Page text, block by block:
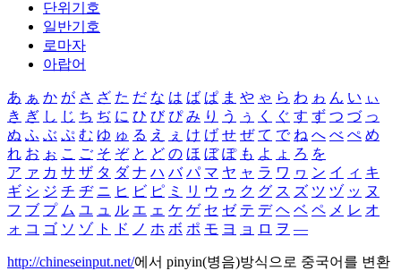
단위기호
일반기호
로마자
아랍어
あ ぁ か が さ ざ た だ な は ば ぱ ま や ゃ ら わ ゎ ん い ぃ
き ぎ し じ ち ぢ に ひ び ぴ み り う ぅ く ぐ す ず つ づ っ
ぬ ふ ぶ ぷ む ゆ ゅ る え ぇ け げ せ ぜ て で ね へ べ ぺ め
れ お ぉ こ ご そ ぞ と ど の ほ ぼ ぽ も よ ょ ろ を
ア ァ カ サ ザ タ ダ ナ ハ バ パ マ ヤ ャ ラ ワ ヮ ン イ ィ キ
ギ シ ジ チ ヂ ニ ヒ ビ ピ ミ リ ウ ゥ ク グ ス ズ ツ ヅ ッ ヌ
フ ブ プ ム ユ ュ ル エ ェ ケ ゲ セ ゼ テ デ ヘ ベ ペ メ レ オ
ォ コ ゴ ソ ゾ ト ド ノ ホ ボ ポ モ ヨ ョ ロ ヲ ―
http://chineseinput.net/에서 pinyin(병음)방식으로 중국어를 변환